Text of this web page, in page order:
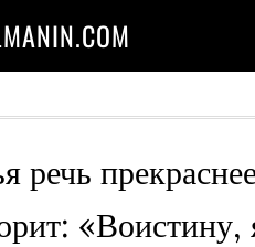
речь